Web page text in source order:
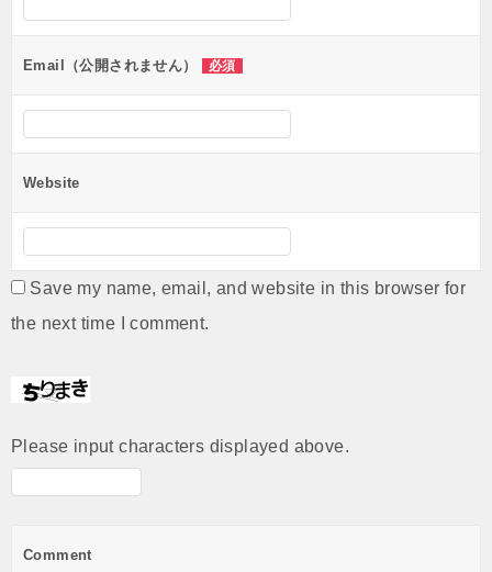
Email（公開されません） 必須
Website
Save my name, email, and website in this browser for
the next time I comment.
Please input characters displayed above.
Comment